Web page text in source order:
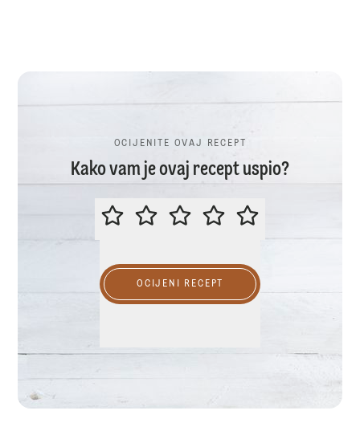
OCIJENITE OVAJ RECEPT
Kako vam je ovaj recept uspio?
OCIJENITE OVAJ RECEPT
OCIJENI RECEPT